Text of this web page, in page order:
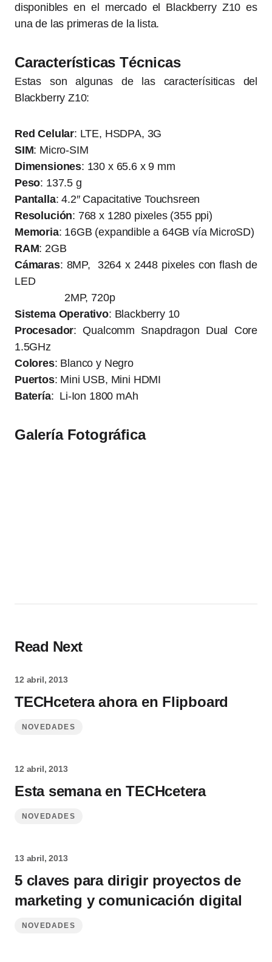
disponibles en el mercado el Blackberry Z10 es
una de las primeras de la lista.
Características Técnicas
Estas son algunas de las caracterísiticas del
Blackberry Z10:
Red Celular: LTE, HSDPA, 3G
SIM: Micro-SIM
Dimensiones: 130 x 65.6 x 9 mm
Peso: 137.5 g
Pantalla: 4.2″ Capacitative Touchsreen
Resolución: 768 x 1280 pixeles (355 ppi)
Memoria: 16GB (expandible a 64GB vía MicroSD)
RAM: 2GB
Cámaras: 8MP, 3264 x 2448 pixeles con flash de
LED
2MP, 720p
Sistema Operativo: Blackberry 10
Procesador: Qualcomm Snapdragon Dual Core
1.5GHz
Colores: Blanco y Negro
Puertos: Mini USB, Mini HDMI
Batería: Li-Ion 1800 mAh
Galería Fotográfica
Read Next
12 abril, 2013
TECHcetera ahora en Flipboard
NOVEDADES
12 abril, 2013
Esta semana en TECHcetera
NOVEDADES
13 abril, 2013
5 claves para dirigir proyectos de
marketing y comunicación digital
NOVEDADES